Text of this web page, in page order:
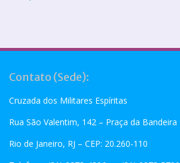
Contato (Sede):
Cruzada dos Militares Espíritas
Rua São Valentim, 142 – Praça da Bandeira
Rio de Janeiro, RJ – CEP: 20.260-110